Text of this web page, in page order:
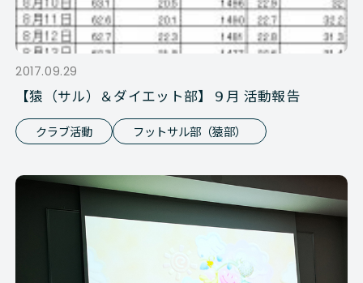
2017.09.29
【猿（サル）＆ダイエット部】９月 活動報告
クラブ活動 フットサル部（猿部）